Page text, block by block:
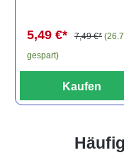
5,49 €* 7,49 €*
gespart)
Kaufen